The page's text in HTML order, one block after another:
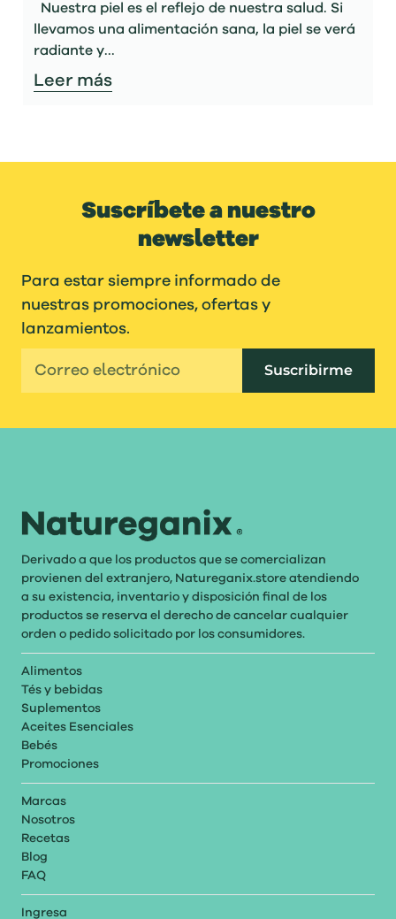
Nuestra piel es el reflejo de nuestra salud. Si
llevamos una alimentación sana, la piel se verá
radiante y...
Leer más
Suscríbete a nuestro
newsletter
Para estar siempre informado de
nuestras promociones, ofertas y
lanzamientos.
Suscribirme
Derivado a que los productos que se comercializan
provienen del extranjero, Natureganix.store atendiendo
a su existencia, inventario y disposición final de los
productos se reserva el derecho de cancelar cualquier
orden o pedido solicitado por los consumidores.
Alimentos
Tés y bebidas
Suplementos
Aceites Esenciales
Bebés
Promociones
Marcas
Nosotros
Recetas
Blog
FAQ
Ingresa